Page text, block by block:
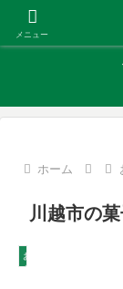
キャ
ホーム
川越市の
お出かけ記
メニュー